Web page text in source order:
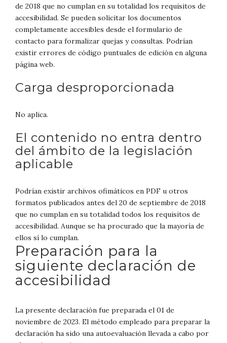
de 2018 que no cumplan en su totalidad los requisitos de
accesibilidad. Se pueden solicitar los documentos
completamente accesibles desde el formulario de
contacto para formalizar quejas y consultas. Podrían
existir errores de código puntuales de edición en alguna
página web.
Carga desproporcionada
No aplica.
El contenido no entra dentro
del ámbito de la legislación
aplicable
Podrían existir archivos ofimáticos en PDF u otros
formatos publicados antes del 20 de septiembre de 2018
que no cumplan en su totalidad todos los requisitos de
accesibilidad. Aunque se ha procurado que la mayoría de
ellos sí lo cumplan.
Preparación para la
siguiente declaración de
accesibilidad
La presente declaración fue preparada el 01 de
noviembre de 2023. El método empleado para preparar la
declaración ha sido una autoevaluación llevada a cabo por